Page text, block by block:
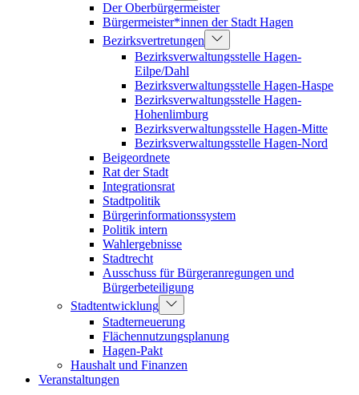
Der Oberbürgermeister
Bürgermeister*innen der Stadt Hagen
Bezirksvertretungen
Bezirksverwaltungsstelle Hagen-
Eilpe/Dahl
Bezirksverwaltungsstelle Hagen-Haspe
Bezirksverwaltungsstelle Hagen-
Hohenlimburg
Bezirksverwaltungsstelle Hagen-Mitte
Bezirksverwaltungsstelle Hagen-Nord
Beigeordnete
Rat der Stadt
Integrationsrat
Stadtpolitik
Bürgerinformationssystem
Politik intern
Wahlergebnisse
Stadtrecht
Ausschuss für Bürgeranregungen und
Bürgerbeteiligung
Stadtentwicklung
Stadterneuerung
Flächennutzungsplanung
Hagen-Pakt
Haushalt und Finanzen
Veranstaltungen